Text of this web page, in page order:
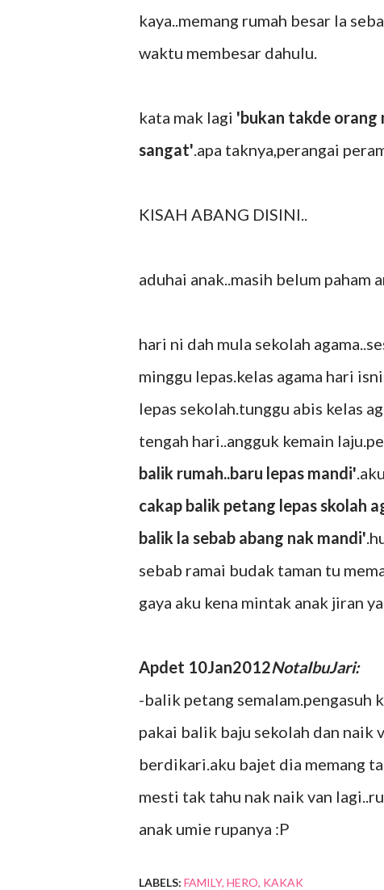
kaya..memang rumah besar la
waktu membesar dahulu.
kata mak lagi 'bukan takde orang
sangat'.apa taknya,perangai
KISAH ABANG DISINI..
aduhai anak..masih belum paham
hari ni dah mula sekolah
minggu lepas.kelas agama hari
lepas sekolah.tunggu abis kelas
tengah hari..angguk kemain
balik rumah..baru lepas mandi'
cakap balik petang lepas skolah
balik la sebab abang nak mandi'
sebab ramai budak taman tu
gaya aku kena mintak anak jiran
Apdet 10Jan2012NotaIbuJari:
-balik petang semalam.pengasuh
pakai balik baju sekolah dan naik
berdikari.aku bajet dia memang
mesti tak tahu nak naik van
anak umie rupanya :P
LABELS: FAMILY HERO KAKAK